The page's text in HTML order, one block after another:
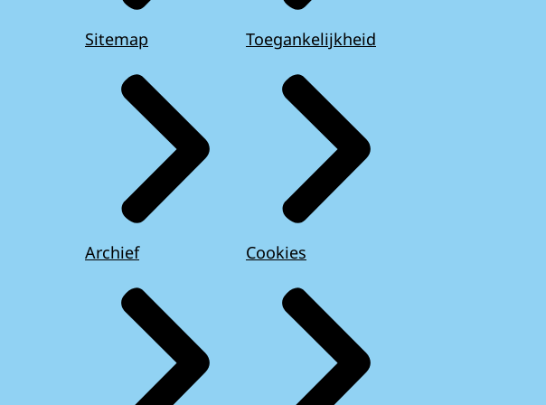
Sitemap
Archief
Toegankelijkheid
Cookies